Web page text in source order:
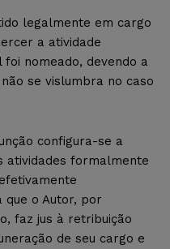
legalmente em cargo
a atividade
nomeado, devendo a
se vislumbra no caso
configura-se a
atividades formalmente
que o Autor, por
faz jus à retribuição
de seu cargo e